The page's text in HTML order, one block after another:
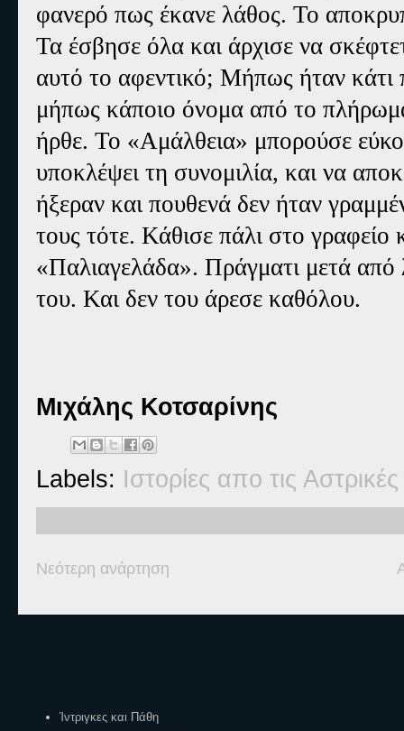
φανερό πως έκανε λάθος. Το
Τα έσβησε όλα και άρχισε να
αυτό το αφεντικό; Μήπως ήταν κάτι
μήπως κάποιο όνομα από το
ήρθε. Το «Αμάλθεια» μπορούσε
υποκλέψει τη συνομιλία, και να
ήξεραν και πουθενά δεν ήταν
τους τότε. Κάθισε πάλι στο γραφείο
«Παλιαγελάδα». Πράγματι μετά
του. Και δεν του άρεσε καθόλου.
Μιχάλης Κοτσαρίνης
Labels: Ιστορίες απο τις
Νεότερη ανάρτηση
Ίντριγκες και Πάθη